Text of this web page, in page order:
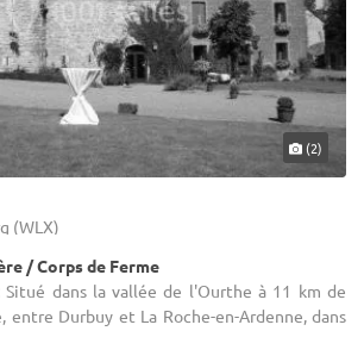
(2)
(WLX)
/ Corps de Ferme
Situé dans la vallée de l'Ourthe à 11 km de
entre Durbuy et La Roche-en-Ardenne, dans